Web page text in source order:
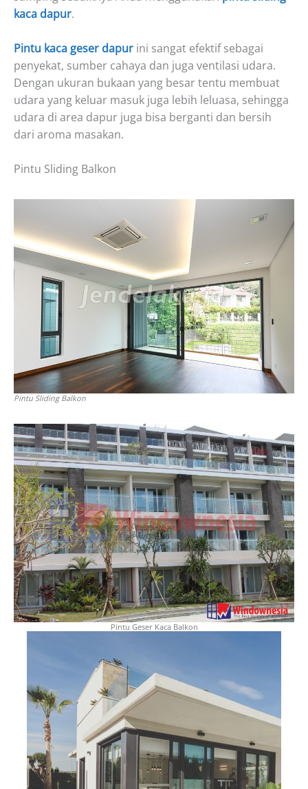
kaca dapur.
Pintu kaca geser dapur ini sangat efektif sebagai
penyekat, sumber cahaya dan juga ventilasi udara.
Dengan ukuran bukaan yang besar tentu membuat
udara yang keluar masuk juga lebih leluasa, sehingga
udara di area dapur juga bisa berganti dan bersih
dari aroma masakan.
Pintu Sliding Balkon
Pintu Sliding Balkon
Pintu Geser Kaca Balkon